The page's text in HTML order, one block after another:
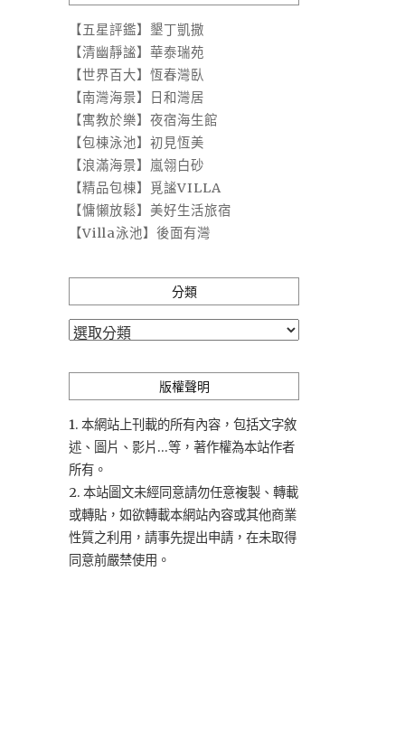
【五星評鑑】墾丁凱撒
【清幽靜謐】華泰瑞苑
【世界百大】恆春灣臥
【南灣海景】日和灣居
【寓教於樂】夜宿海生館
【包棟泳池】初見恆美
【浪滿海景】嵐翎白砂
【精品包棟】覓謐VILLA
【慵懶放鬆】美好生活旅宿
【Villa泳池】後面有灣
分類
分
版權聲明
1. 本網站上刊載的所有內容，包括文字敘
述、圖片、影片...等，著作權為本站作者
所有。
2. 本站圖文未經同意請勿任意複製、轉載
或轉貼，如欲轉載本網站內容或其他商業
性質之利用，請事先提出申請，在未取得
同意前嚴禁使用。